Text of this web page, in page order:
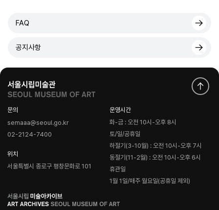
FAQ
공지사항
문의
semaaa@seoul.go.kr
02-2124-7400
위치
서울특별시 종로구 평창문화로 101
운영시간
화-금 : 오전 10시-오후 8시
토/일/공휴일
하절기(3-10월) : 오전 10시-오후 7시
동절기(11-2월) : 오전 10시-오후 6시
휴관일
1월 1일/매주 월요일(공휴일 제외)
로
고